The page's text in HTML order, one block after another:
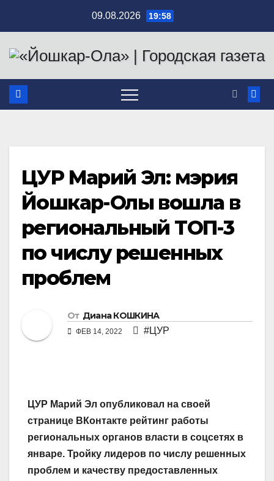
содержимому
09.08.2026 19:58
ЦУР Марий Эл: мэрия
Йошкар-Олы вошла в
региональный ТОП-3
по числу решенных
проблем
От Диана КОШКИНА
ФЕВ 14, 2022 #ЦУР
ЦУР Марий Эл опубликовал на своей
странице ВКонтакте рейтинг работы
региональных органов власти в соцсетях в
январе. Тройку лидеров по числу решенных
проблем и качеству предоставленных